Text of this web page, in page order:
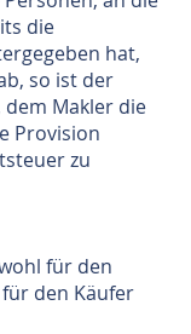
die
hat,
so ist der
Makler die
Provision
zu
für den
den Käufer